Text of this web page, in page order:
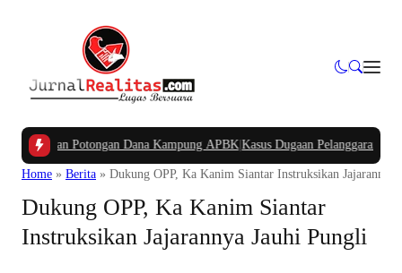
Potongan Dana Kampung APBK|Kasus Dugaan Pelanggaran
Home » Berita » Dukung OPP, Ka Kanim Siantar Instruksikan Jajarannya
Dukung OPP, Ka Kanim Siantar
Instruksikan Jajarannya Jauhi Pungli